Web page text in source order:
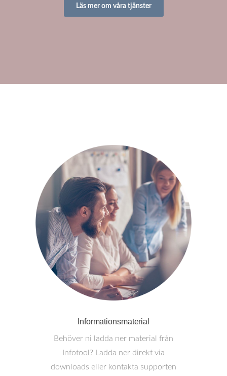
Läs mer om våra tjänster
Informationsmaterial
Behöver ni ladda ner material från
Infotool? Ladda ner direkt via
downloads eller kontakta supporten